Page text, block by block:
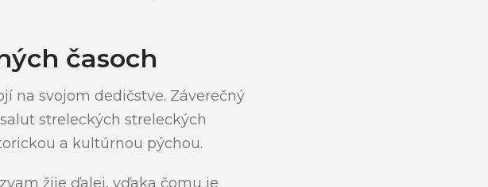
časoch
na svojom dedičstve. Záverečný
streleckých streleckých
a kultúrnou pýchou.
žije ďalej, vďaka čomu je